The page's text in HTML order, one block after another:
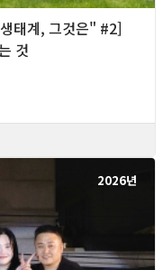
태계, 그것은" #2]
것
2026년